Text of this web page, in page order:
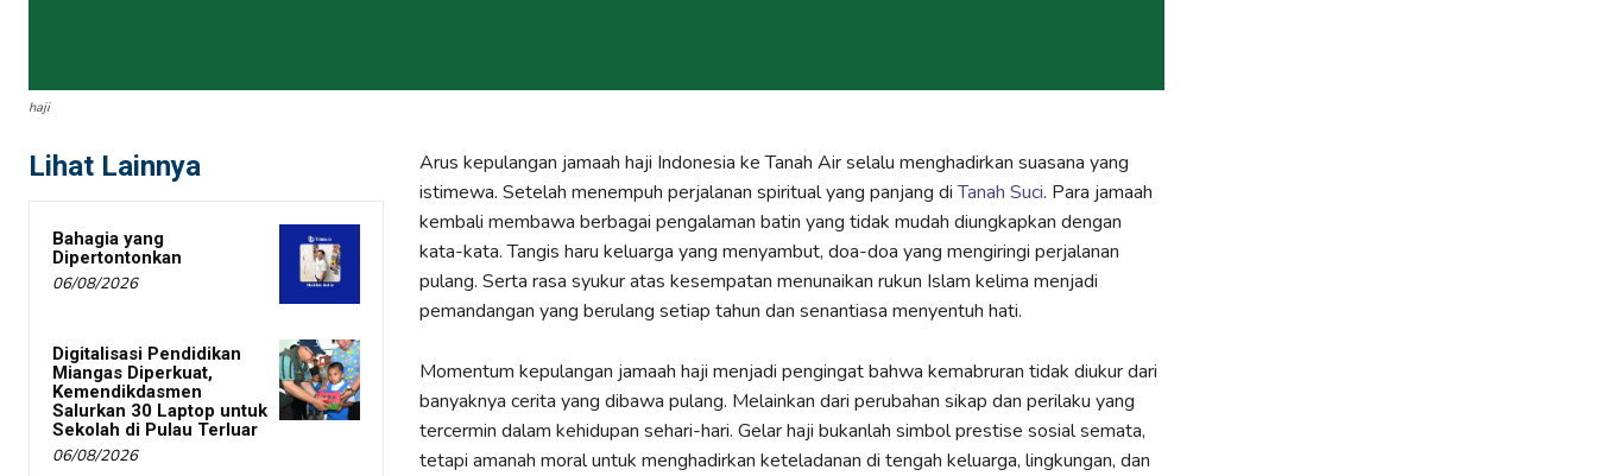
haji
Lihat Lainnya
Bahagia yang
Dipertontonkan
06/08/2026
Digitalisasi Pendidikan
Miangas Diperkuat,
Kemendikdasmen
Salurkan 30 Laptop untuk
Sekolah di Pulau Terluar
06/08/2026
Arus kepulangan jamaah haji Indonesia ke Tanah Air selalu menghadirkan suasana yang
istimewa. Setelah menempuh perjalanan spiritual yang panjang diTanah Suci. Para jamaah
kembali membawa berbagai pengalaman batin yang tidak mudah diungkapkan dengan
kata-kata. Tangis haru keluarga yang menyambut, doa-doa yang mengiringi perjalanan
pulang. Serta rasa syukur atas kesempatan menunaikan rukun Islam kelima menjadi
pemandangan yang berulang setiap tahun dan senantiasa menyentuh hati.
Momentum kepulangan jamaah haji menjadi pengingat bahwa kemabruran tidak diukur dari
banyaknya cerita yang dibawa pulang. Melainkan dari perubahan sikap dan perilaku yang
tercermin dalam kehidupan sehari-hari. Gelar haji bukanlah simbol prestise sosial semata,
tetapi amanah moral untuk menghadirkan keteladanan di tengah keluarga, lingkungan, dan